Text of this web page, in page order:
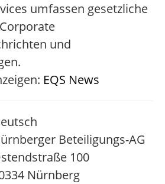
umfassen gesetzliche
und
EQS News
Beteiligungs-AG
100
Nürnberg